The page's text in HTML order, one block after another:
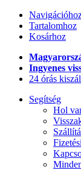
Tartalomhoz
Kosárhoz
Ingyenes
24 órás
Segítség
Hol